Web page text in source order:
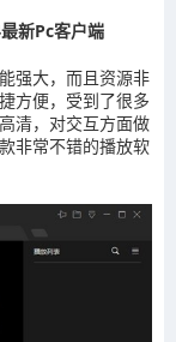
新Pc客户端
强大，而且资源非
方便，受到了很多
清，对交互方面做
非常不错的播放软